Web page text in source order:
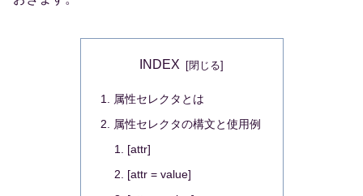
INDEX
属性セレクタとは
属性セレクタの構文と使用例
[attr]
[attr = value]